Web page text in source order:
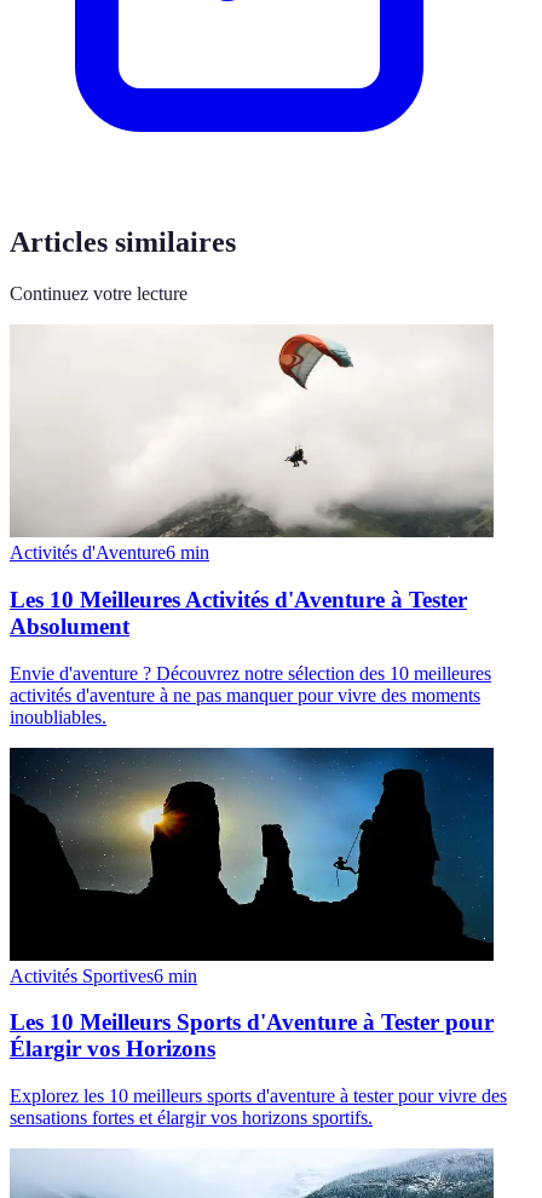
Articles similaires
Continuez votre lecture
Activités d'Aventure6 min
Les 10 Meilleures Activités d'Aventure à Tester
Absolument
Envie d'aventure ? Découvrez notre sélection des 10 meilleures
activités d'aventure à ne pas manquer pour vivre des moments
inoubliables.
Activités Sportives6 min
Les 10 Meilleurs Sports d'Aventure à Tester pour
Élargir vos Horizons
Explorez les 10 meilleurs sports d'aventure à tester pour vivre des
sensations fortes et élargir vos horizons sportifs.